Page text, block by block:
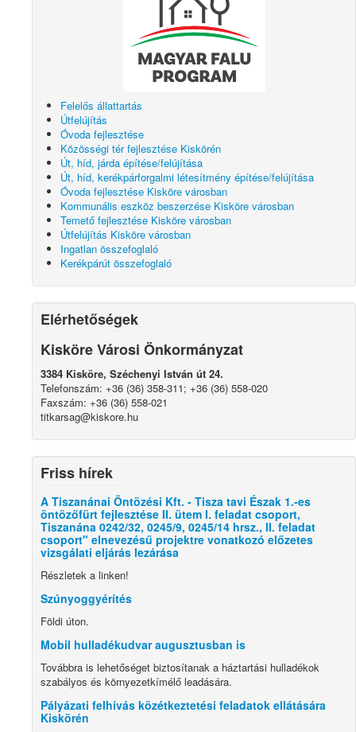
Felelős állattartás
Útfelújítás
Óvoda fejlesztése
Közösségi tér fejlesztése Kiskörén
Út, híd, járda építése/felújítása
Út, híd, kerékpárforgalmi létesítmény építése/felújítása
Óvoda fejlesztése Kisköre városban
Kommunális eszköz beszerzése Kisköre városban
Temető fejlesztése Kisköre városban
Útfelújítás Kisköre városban
Ingatlan összefoglaló
Kerékpárút összefoglaló
Elérhetőségek
Kisköre Városi Önkormányzat
3384 Kisköre, Széchenyi István út 24.
Telefonszám: +36 (36) 358-311; +36 (36) 558-020
Faxszám: +36 (36) 558-021
titkarsag@kiskore.hu
Friss hírek
A Tiszanánai Öntözési Kft. - Tisza tavi Észak 1.-es
öntözőfürt fejlesztése II. ütem I. feladat csoport,
Tiszanána 0242/32, 0245/9, 0245/14 hrsz., II. feladat
csoport" elnevezésű projektre vonatkozó előzetes
vizsgálati eljárás lezárása
Részletek a linken!
Szúnyoggyérítés
Földi úton.
Mobil hulladékudvar augusztusban is
Továbbra is lehetőséget biztosítanak a háztartási hulladékok
szabályos és környezetkímélő leadására.
Pályázati felhívás közétkeztetési feladatok ellátására
Kiskörén